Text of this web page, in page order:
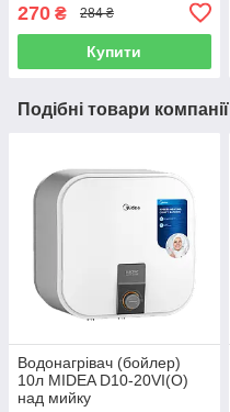
270 ₴ 284 ₴
Купити
Подібні товари компанії
Водонагрівач (бойлер)
10л MIDEA D10-20VI(О)
над мийку